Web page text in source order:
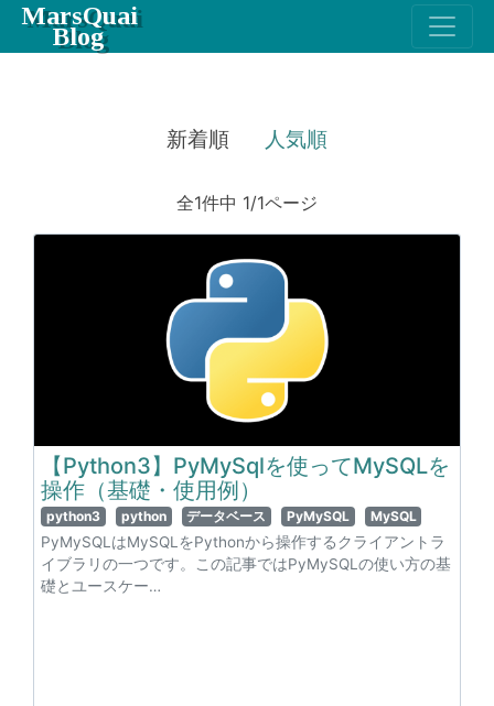
MarsQuai
Blog
新着順 人気順
全1件中 1/1ページ
【Python3】PyMySqlを使ってMySQLを
操作（基礎・使用例）
python3 python データベース PyMySQL MySQL
PyMySQLはMySQLをPythonから操作するクライアントラ
イブラリの一つです。この記事ではPyMySQLの使い方の基
礎とユースケー…